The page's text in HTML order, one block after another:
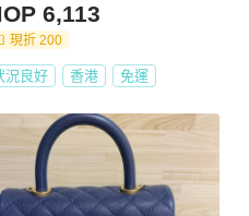
6,113
現折 200
況良好 香港 免運